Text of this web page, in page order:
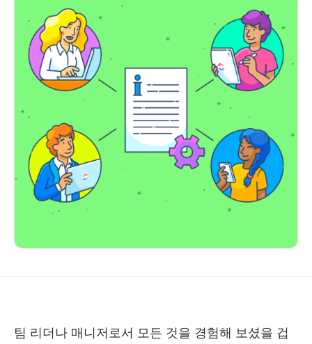
팀 리더나 매니저로서 모든 것을 경험해 보셨을 겁